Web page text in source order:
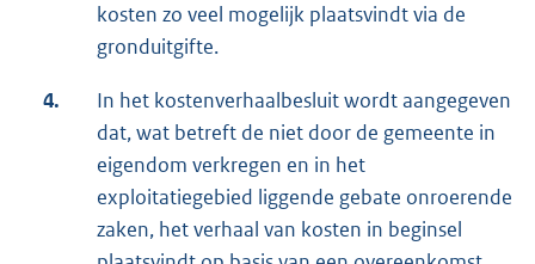
kosten zo veel mogelijk plaatsvindt via de
gronduitgifte.
4.
In het kostenverhaalbesluit wordt aangegeven
dat, wat betreft de niet door de gemeente in
eigendom verkregen en in het
exploitatiegebied liggende gebate onroerende
zaken, het verhaal van kosten in beginsel